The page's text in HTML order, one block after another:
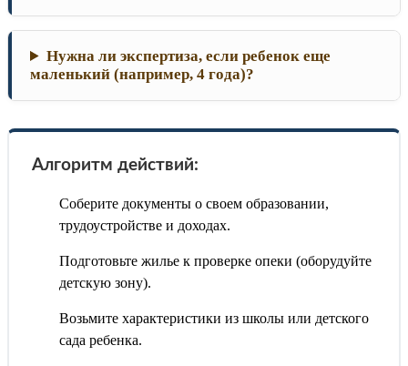
Нужна ли экспертиза, если ребенок еще
маленький (например, 4 года)?
Алгоритм действий:
Соберите документы о своем образовании,
трудоустройстве и доходах.
Подготовьте жилье к проверке опеки (оборудуйте
детскую зону).
Возьмите характеристики из школы или детского
сада ребенка.